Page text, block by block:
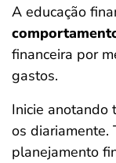
A educação
financeira por
gastos.
Inicie anotando
os diariamente.
planejamento